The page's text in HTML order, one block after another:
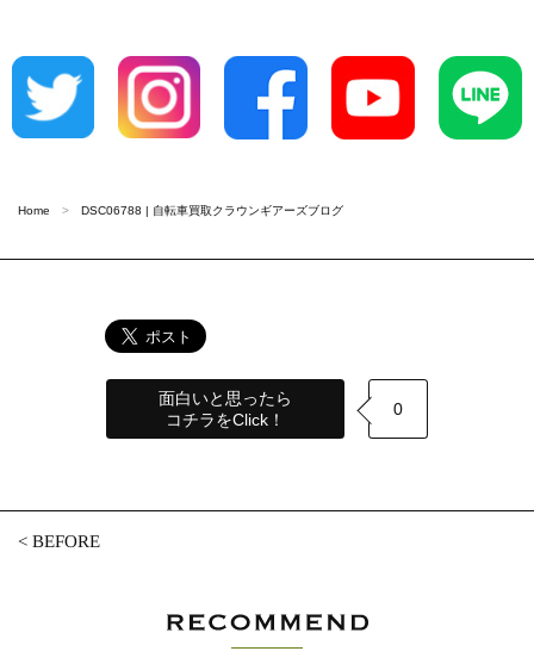
Home DSC06788 | 自転車買取クラウンギアーズブログ
面白いと思ったら
コチラをClick！
0
<BEFORE